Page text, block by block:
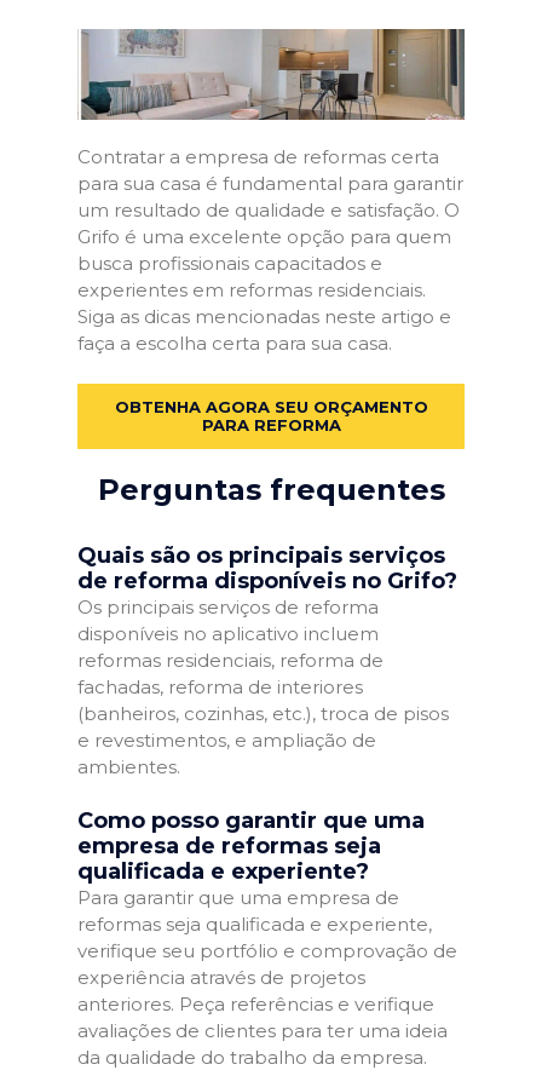
Contratar a empresa de reformas certa
para sua casa é fundamental para garantir
um resultado de qualidade e satisfação. O
Grifo é uma excelente opção para quem
busca profissionais capacitados e
experientes em reformas residenciais.
Siga as dicas mencionadas neste artigo e
faça a escolha certa para sua casa.
OBTENHA AGORA SEU ORÇAMENTO
PARA REFORMA
Perguntas frequentes
Quais são os principais serviços
de reforma disponíveis no Grifo?
Os principais serviços de reforma
disponíveis no aplicativo incluem
reformas residenciais, reforma de
fachadas, reforma de interiores
(banheiros, cozinhas, etc.), troca de pisos
e revestimentos, e ampliação de
ambientes.
Como posso garantir que uma
empresa de reformas seja
qualificada e experiente?
Para garantir que uma empresa de
reformas seja qualificada e experiente,
verifique seu portfólio e comprovação de
experiência através de projetos
anteriores. Peça referências e verifique
avaliações de clientes para ter uma ideia
da qualidade do trabalho da empresa.